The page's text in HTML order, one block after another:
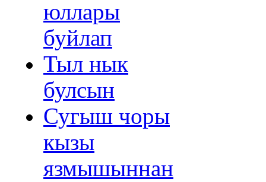
юллары
буйлап
Тыл нык
булсын
Сугыш чоры
кызы
язмышыннан